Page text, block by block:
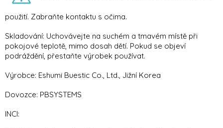
použití. Zabraňte kontaktu s očima.
Skladování: Uchovávejte na suchém a tmavém místě při
pokojové teplotě, mimo dosah dětí. Pokud se objeví
podráždění, přestaňte výrobek používat.
Výrobce: Eshumi Buestic Co., Ltd., Jižní Korea
Dovozce: PBSYSTEMS
INCI: